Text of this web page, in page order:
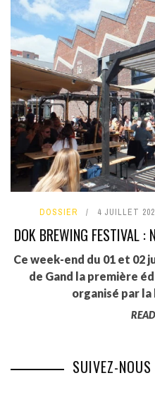
DOSSIER 4 JUILLET
DOK BREWING FESTIVAL
Ce week-end du 01 et 02
de Gand la première
organisé par la
SUIVEZ-